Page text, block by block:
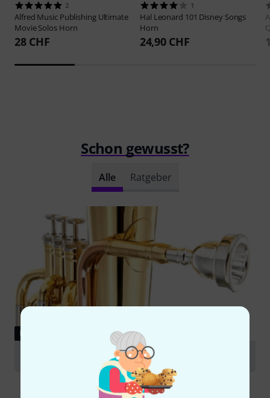
2
Alfred Music Publishing Ultimate
Movie Solos Horn
28 CHF
1
Hal Leonard 101 Disney Songs
Horn
24,90 CHF
Schon gewusst?
Alle Ratgeber
RATGEBER
Althorn und Euphonium